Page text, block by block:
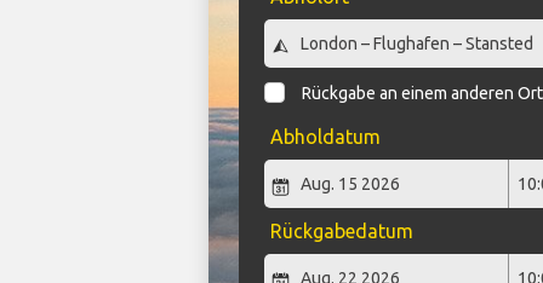
Rückgabe an einem anderen Ort
Abholdatum
Rückgabedatum